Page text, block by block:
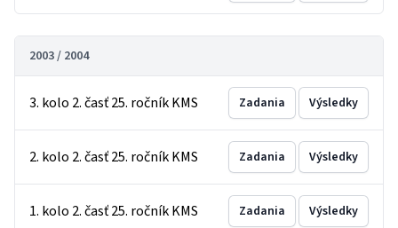
2003 / 2004
3. kolo 2. časť 25. ročník KMS Zadania Výsledky
2. kolo 2. časť 25. ročník KMS Zadania Výsledky
1. kolo 2. časť 25. ročník KMS Zadania Výsledky